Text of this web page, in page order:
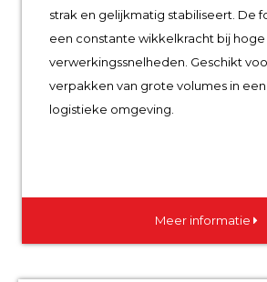
strak en gelijkmatig stabiliseert. De
een constante wikkelkracht bij hoge
verwerkingssnelheden. Geschikt
verpakken van grote volumes in
logistieke omgeving.
Meer informatie